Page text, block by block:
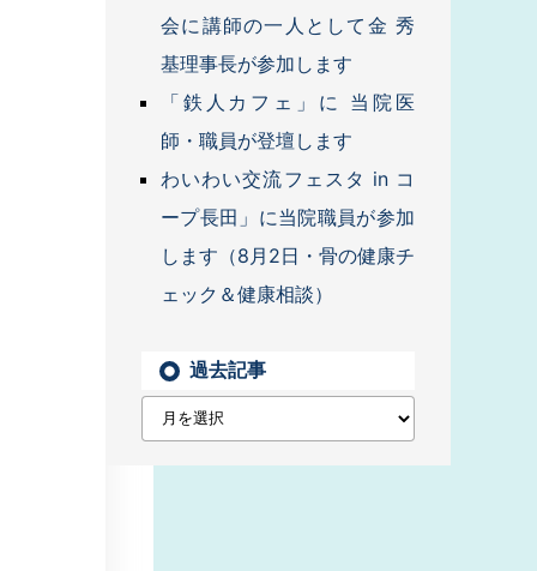
会に講師の一人として金 秀
基理事長が参加します
「鉄人カフェ」に 当院医
師・職員が登壇します
わいわい交流フェスタ in コ
ープ長田」に当院職員が参加
します（8月2日・骨の健康チ
ェック＆健康相談）
過去記事